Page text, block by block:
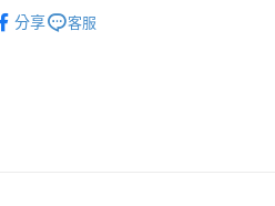
２．訂單成立數日內，您將收到繳費通知簡訊。
分享
客服